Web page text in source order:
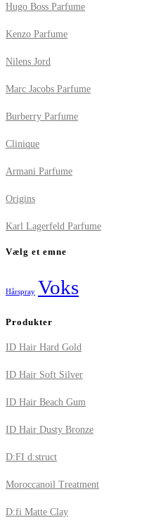
Hugo Boss Parfume
Kenzo Parfume
Nilens Jord
Marc Jacobs Parfume
Burberry Parfume
Clinique
Armani Parfume
Origins
Karl Lagerfeld Parfume
Vælg et emne
Hårspray Voks
Produkter
ID Hair Hard Gold
ID Hair Soft Silver
ID Hair Beach Gum
ID Hair Dusty Bronze
D:FI d:struct
Moroccanoil Treatment
D:fi Matte Clay